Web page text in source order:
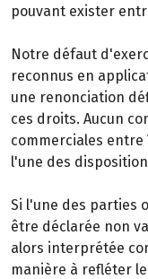
pouvant exister
Notre défaut
reconnus en
une renonciation
ces droits. Aucun
commerciales entre
l'une des
Si l'une des parties
être déclarée non
alors interprétée
manière à refléter